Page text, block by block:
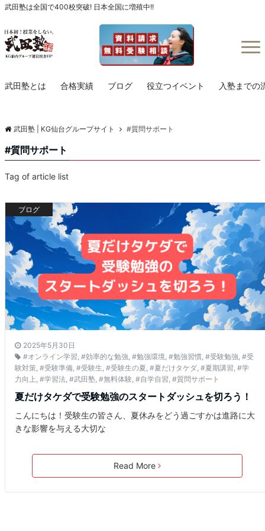
武田塾は全国で400校突破! 日本全国に増殖中!!
武田塾とは 合格実績 ブログ 役立つイベント 入塾までの
武田塾 | KG仙台グループサイト #質問サポート
#質問サポート
Tag of article list
ブログ
2025年5月30日
#オンライン学習, #効率的な勉強, #勉強環境, #勉強習慣, #受験勉強, #受
験対策, #受験準備, #受験生, #受験生の夏, #夏だけタケダ, #夏期講習, #学
力向上, #学習法, #武田塾, #無料体験, #自学自習, #質問サポート
夏だけタケダで受験勉強のスタートダッシュを切ろう！
こんにちは！受験生の皆さん、夏休みをどう過ごすかは進路に大
きな影響を与える大切な
Read More